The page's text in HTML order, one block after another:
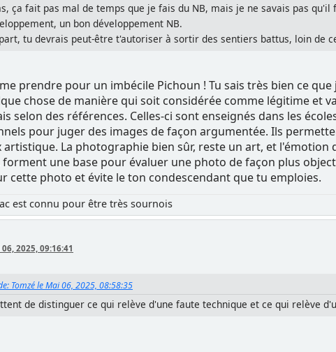
ça fait pas mal de temps que je fais du NB, mais je ne savais pas
un bon développement NB.
tu devrais peut-être t'autoriser à sortir des sentiers battus, loin de
prendre pour un imbécile Pichoun ! Tu sais très bien ce
chose de manière qui soit considérée comme légitime et
selon des références. Celles-ci sont enseignés dans les
pour juger des images de façon argumentée. Ils
artistique. La photographie bien sûr, reste un art, et
une base pour évaluer une photo de façon plus
cette photo et évite le ton condescendant que tu emploies.
est connu pour être très sournois
2025, 09:16:41
Tomzé le Mai 06, 2025, 08:58:35
de distinguer ce qui relève d'une faute technique et ce qui relève